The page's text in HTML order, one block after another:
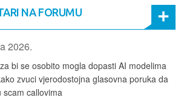
NA FORUMU
2026.
bi se osobito mogla dopasti AI modelima
zvuci vjerodostojna glasovna poruka da
callovima